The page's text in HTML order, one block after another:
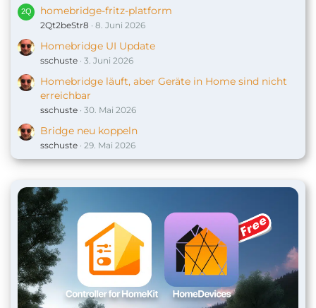
homebridge-fritz-platform
2Qt2beStr8 8. Juni 2026
Homebridge UI Update
sschuste 3. Juni 2026
Homebridge läuft, aber Geräte in Home sind nicht
erreichbar
sschuste 30. Mai 2026
Bridge neu koppeln
sschuste 29. Mai 2026